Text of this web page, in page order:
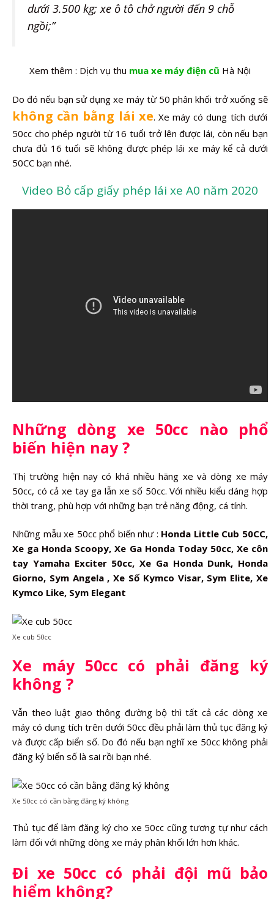
dưới 3.500 kg; xe ô tô chở người đến 9 chỗ
ngồi;”
Xem thêm : Dịch vụ thu mua xe máy điện cũ Hà Nội
Do đó nếu bạn sử dụng xe máy từ 50 phân khối trở xuống sẽ
không cần bằng lái xe. Xe máy có dung tích dưới
50cc cho phép người từ 16 tuổi trở lên được lái, còn nếu bạn
chưa đủ 16 tuổi sẽ không được phép lái xe máy kể cả dưới
50CC bạn nhé.
Video Bỏ cấp giấy phép lái xe A0 năm 2020
Những dòng xe 50cc nào phổ
biến hiện nay ?
Thị trường hiện nay có khá nhiều hãng xe và dòng xe máy
50cc, có cả xe tay ga lẫn xe số 50cc. Với nhiều kiểu dáng hợp
thời trang, phù hợp với những bạn trẻ năng động, cá tính.
Những mẫu xe 50cc phổ biến như : Honda Little Cub 50CC,
Xe ga Honda Scoopy, Xe Ga Honda Today 50cc, Xe côn
tay Yamaha Exciter 50cc, Xe Ga Honda Dunk, Honda
Giorno, Sym Angela , Xe Số Kymco Visar, Sym Elite, Xe
Kymco Like, Sym Elegant
Xe cub 50cc
Xe máy 50cc có phải đăng ký
không ?
Vẫn theo luật giao thông đường bộ thì tất cả các dòng xe
máy có dung tích trên dưới 50cc đều phải làm thủ tục đăng ký
và được cấp biển số. Do đó nếu bạn nghĩ xe 50cc không phải
đăng ký biển số là sai rồi bạn nhé.
Xe 50cc có cần bằng đăng ký không
Thủ tục để làm đăng ký cho xe 50cc cũng tương tự như cách
làm đối với những dòng xe máy phân khối lớn hơn khác.
Đi xe 50cc có phải đội mũ bảo
hiểm không?